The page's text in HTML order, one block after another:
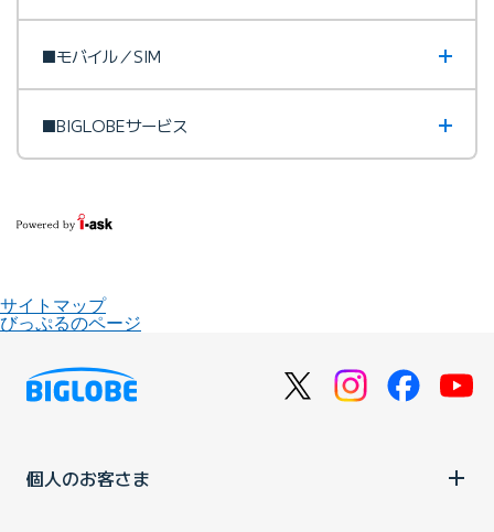
■モバイル／SIM
■BIGLOBEサービス
サイトマップ
びっぷるのページ
個人のお客さま